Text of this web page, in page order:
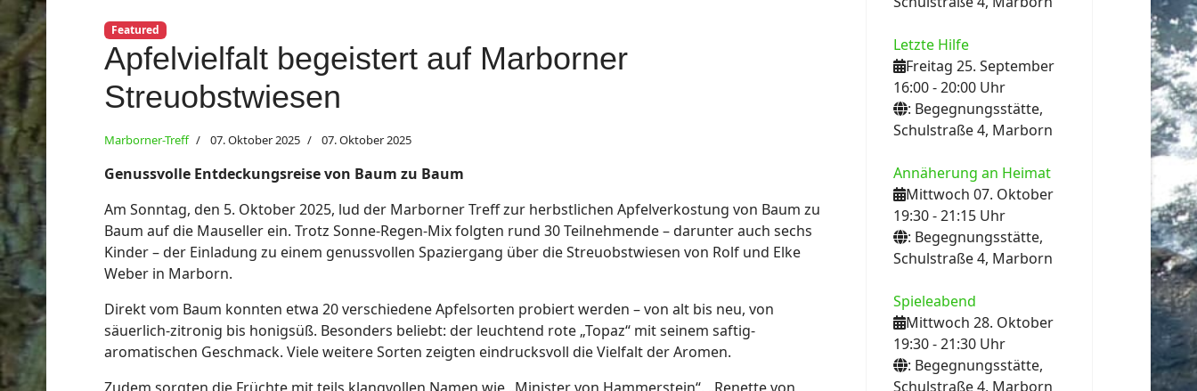
Featured
Apfelvielfalt begeistert auf Marborner
Streuobstwiesen
Marborner-Treff 07. Oktober 2025 07. Oktober 2025
Genussvolle Entdeckungsreise von Baum zu Baum
Am Sonntag, den 5. Oktober 2025, lud der Marborner Treff zur herbstlichen Apfelverkostung von Baum zu
Baum auf die Mauseller ein. Trotz Sonne-Regen-Mix folgten rund 30 Teilnehmende – darunter auch sechs
Kinder – der Einladung zu einem genussvollen Spaziergang über die Streuobstwiesen von Rolf und Elke
Weber in Marborn.
Direkt vom Baum konnten etwa 20 verschiedene Apfelsorten probiert werden – von alt bis neu, von
säuerlich-zitronig bis honigsüß. Besonders beliebt: der leuchtend rote „Topaz“ mit seinem saftig-
aromatischen Geschmack. Viele weitere Sorten zeigten eindrucksvoll die Vielfalt der Aromen.
Letzte Hilfe
Freitag 25. September
16:00- 20:00 Uhr
: Begegnungsstätte,
Schulstraße 4, Marborn
Annäherung an Heimat
Mittwoch 07. Oktober
19:30- 21:15 Uhr
: Begegnungsstätte,
Schulstraße 4, Marborn
Spieleabend
Mittwoch 28. Oktober
19:30- 21:30 Uhr
: Begegnungsstätte,
Schulstraße 4, Marborn